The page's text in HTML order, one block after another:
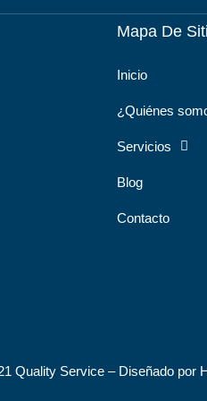
s
e
b
o
o
k
Mapa De
Inicio
¿Quiénes
Servicios
Blog
Contacto
Quality Service – Diseñado por